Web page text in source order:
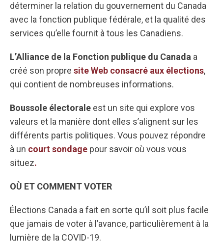
déterminer la relation du gouvernement du Canada
avec la fonction publique fédérale, et la qualité des
services qu’elle fournit à tous les Canadiens.
L’Alliance de la Fonction publique du Canada a
créé son propre site Web consacré aux élections,
qui contient de nombreuses informations.
Boussole électorale est un site qui explore vos
valeurs et la manière dont elles s’alignent sur les
différents partis politiques. Vous pouvez répondre
à un court sondage pour savoir où vous vous
situez.
OÙ ET COMMENT VOTER
Élections Canada a fait en sorte qu’il soit plus facile
que jamais de voter à l’avance, particulièrement à la
lumière de la COVID-19.